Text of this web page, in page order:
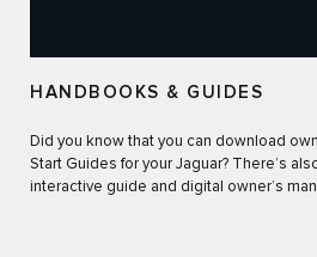
HANDBOOKS & GUIDES
Did you know that you can download
Start Guides for your Jaguar? There’s
interactive guide and digital owner’s